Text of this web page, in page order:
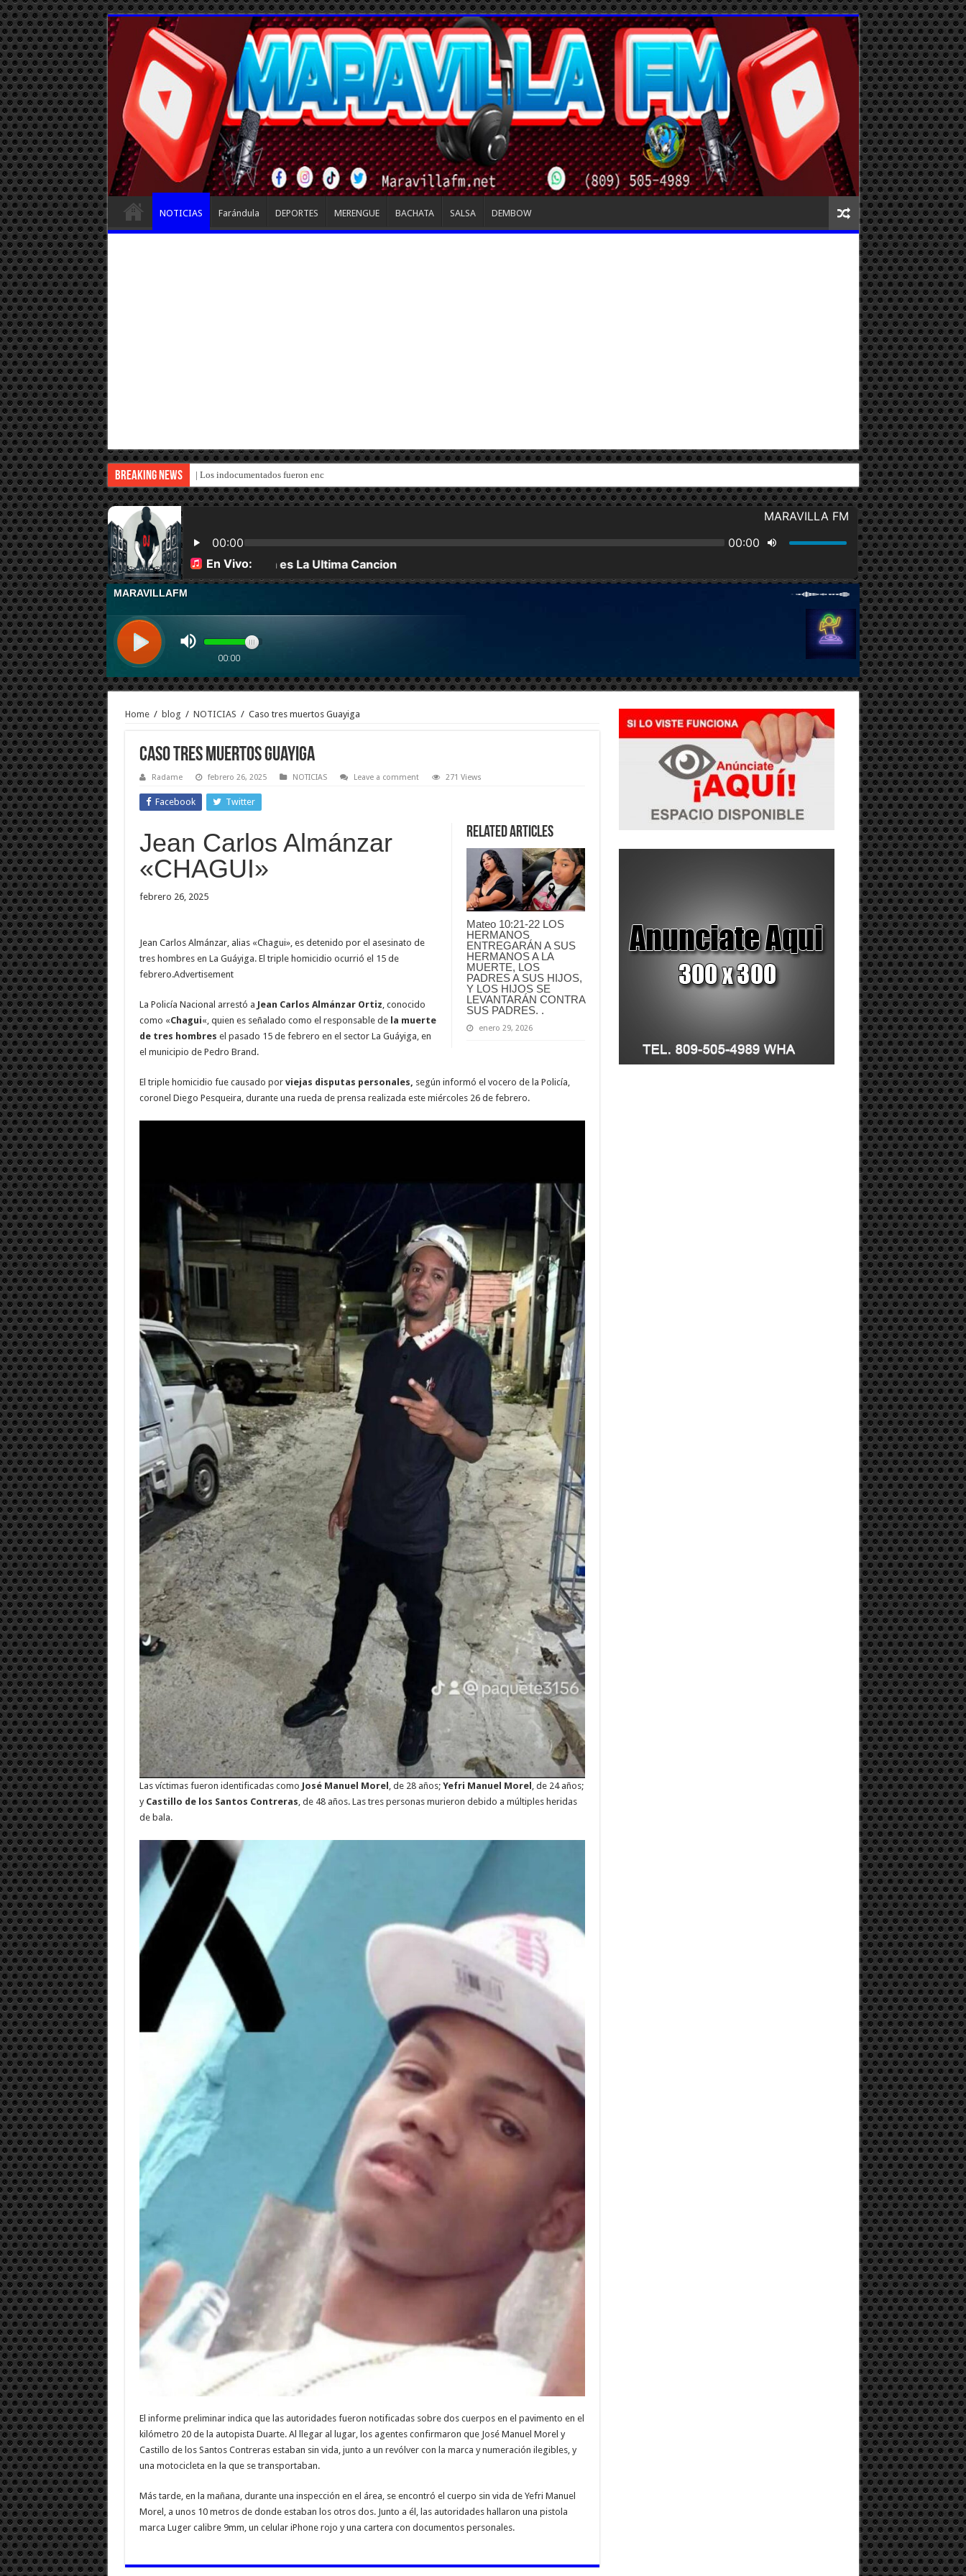
NOTICIAS Farándula DEPORTES MERENGUE BACHATA SALSA DEMBOW
Breaking News | Los indocumentados fueron encontrados escondidos en la cámara frigorífica del
Home / blog / NOTICIAS / Caso tres muertos Guayiga
Caso tres muertos Guayiga
Radame febrero 26, 2025 NOTICIAS Leave a comment 271 Views
Facebook Twitter
Related Articles
Mateo 10:21-22 LOS
HERMANOS
ENTREGARÁN A SUS
HERMANOS A LA
MUERTE, LOS
PADRES A SUS HIJOS,
Y LOS HIJOS SE
LEVANTARÁN CONTRA
SUS PADRES. .
enero 29, 2026
Jean Carlos Almánzar
«CHAGUI»
febrero 26, 2025
Jean Carlos Almánzar, alias «Chagui», es detenido por el asesinato de
tres hombres en La Guáyiga. El triple homicidio ocurrió el 15 de
febrero.Advertisement
La Policía Nacional arrestó a Jean Carlos Almánzar Ortiz , conocido
como «Chagui«, quien es señalado como el responsable dela muerte
de tres hombres el pasado 15 de febrero en el sector La Guáyiga, en
el municipio de Pedro Brand.
El triple homicidio fue causado por viejas disputas personales, según informó el vocero de la Policía,
coronel Diego Pesqueira, durante una rueda de prensa realizada este miércoles 26 de febrero.
Las víctimas fueron identificadas como José Manuel Morel , de 28 años; Yefri Manuel Morel , de 24 años;
y Castillo de los Santos Contreras , de 48 años. Las tres personas murieron debido a múltiples heridas
de bala.
El informe preliminar indica que las autoridades fueron notificadas sobre dos cuerpos en el pavimento en el
kilómetro 20 de la autopista Duarte. Al llegar al lugar, los agentes confirmaron que José Manuel Morel y
Castillo de los Santos Contreras estaban sin vida, junto a un revólver con la marca y numeración ilegibles, y
una motocicleta en la que se transportaban.
Más tarde, en la mañana, durante una inspección en el área, se encontró el cuerpo sin vida de Yefri Manuel
Morel, a unos 10 metros de donde estaban los otros dos. Junto a él, las autoridades hallaron una pistola
marca Luger calibre 9mm, un celular iPhone rojo y una cartera con documentos personales.